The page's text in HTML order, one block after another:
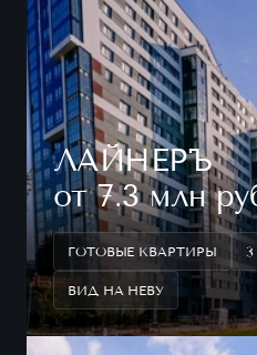
ЛАЙНЕРЪ
от 7.3 млн
ГОТОВЫЕ КВАРТИРЫ
ВИД НА НЕВУ